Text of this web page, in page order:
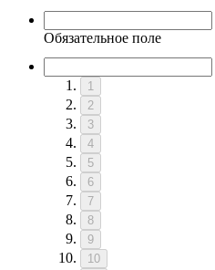
Обязательное поле
1
2
3
4
5
6
7
8
9
10